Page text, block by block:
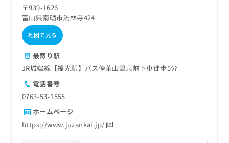
〒939-1626
富山県南砺市法林寺424
地図で見る
最寄り駅
JR城端線【福光駅】バス停華山温泉前下車徒歩5分
電話番号
0763-53-1555
ホームページ
https://www.juzankai.jp/